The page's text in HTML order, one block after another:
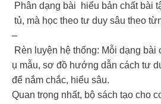
Phân dạng bài hiểu bản chất bài
tủ, mà học theo tư duy sâu theo
–
Rèn luyện hệ thống: Mỗi dạng bài
ụ mẫu, sơ đồ hướng dẫn cách tư
để nắm chắc, hiểu sâu.
Quan trọng nhất, bộ sách tạo cho